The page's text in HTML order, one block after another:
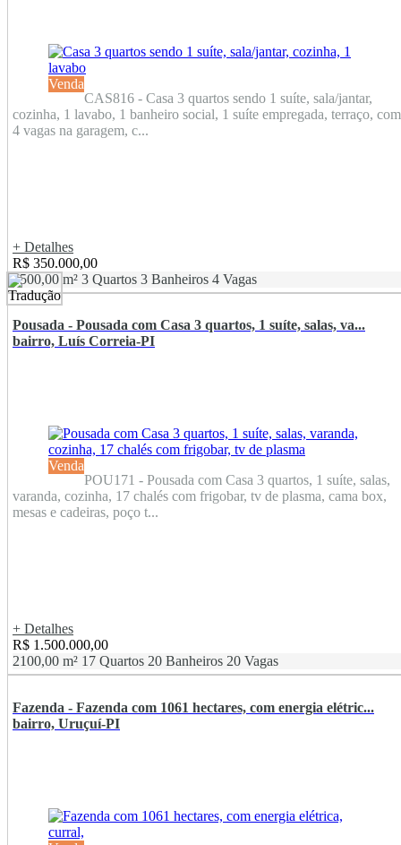
Venda
CAS816 - Casa 3 quartos sendo 1 suíte, sala/jantar,
cozinha, 1 lavabo, 1 banheiro social, 1 suíte empregada, terraço, com
4 vagas na garagem, c...
+ Detalhes
R$ 350.000,00
1500,00 m² 3 Quartos 3 Banheiros 4 Vagas
Pousada - Pousada com Casa 3 quartos, 1 suíte, salas, va...
bairro, Luís Correia-PI
Venda
POU171 - Pousada com Casa 3 quartos, 1 suíte, salas,
varanda, cozinha, 17 chalés com frigobar, tv de plasma, cama box,
mesas e cadeiras, poço t...
+ Detalhes
R$ 1.500.000,00
2100,00 m² 17 Quartos 20 Banheiros 20 Vagas
Fazenda - Fazenda com 1061 hectares, com energia elétric...
bairro, Uruçuí-PI